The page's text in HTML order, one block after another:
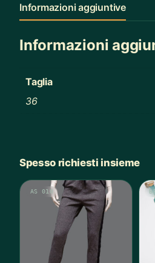
Informazioni aggiuntive
Informazioni
Taglia
36
Spesso richiesti insieme
AS 010